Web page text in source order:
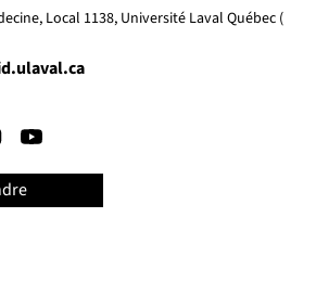
Local 1138, Université Laval Québec (